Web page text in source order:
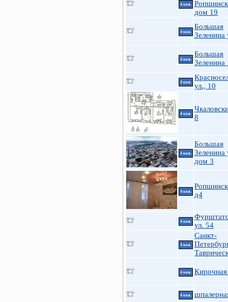
4 ккв.
дом 19
4 ккв.
Большая
Зеленина
4 ккв.
Большая
Зеленина
4 ккв.
ул., 10
4 ккв.
8
4 ккв.
Большая
Зеленина
дом 3
4 ккв.
д4
4 ккв.
ул. 54
4 ккв.
Санкт-
4 ккв. Кирочная
4 ккв.